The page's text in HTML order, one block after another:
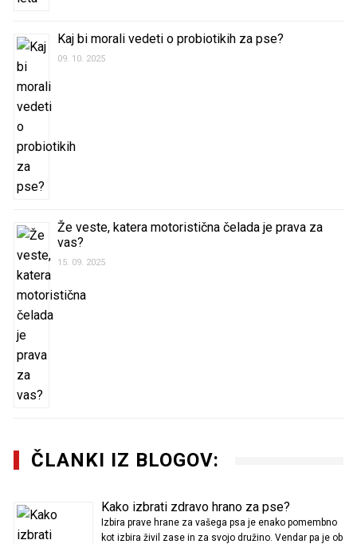
Kaj bi morali vedeti o probiotikih za pse?
09. 10. 2025
Že veste, katera motoristična čelada je prava za
vas?
15. 09. 2025
ČLANKI IZ BLOGOV:
Kako izbrati zdravo hrano za pse?
Izbira prave hrane za vašega psa je enako pomembno
kot izbira živil zase in za svojo družino. Vendar pa je ob